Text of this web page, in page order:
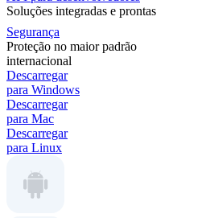
Soluções integradas e prontas
Segurança
Proteção no maior padrão
internacional
Descarregar
para Windows
Descarregar
para Mac
Descarregar
para Linux